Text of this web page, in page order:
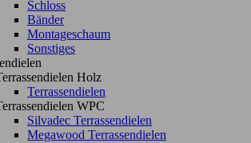
Schloss
Bänder
Montageschaum
Sonstiges
Holz
Terrassendielen
WPC
Silvadec Terrassendielen
Megawood Terrassendielen